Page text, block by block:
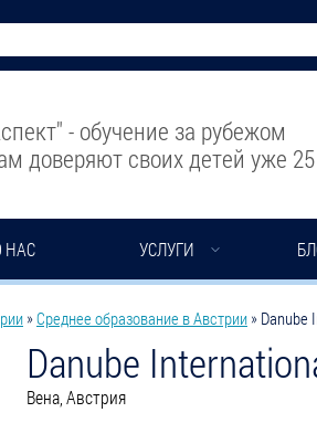
- обучение за рубежом
доверяют своих детей уже
НАС УСЛУГИ
»Среднее образование в Австрии » Danube
Danube
Вена, Австрия